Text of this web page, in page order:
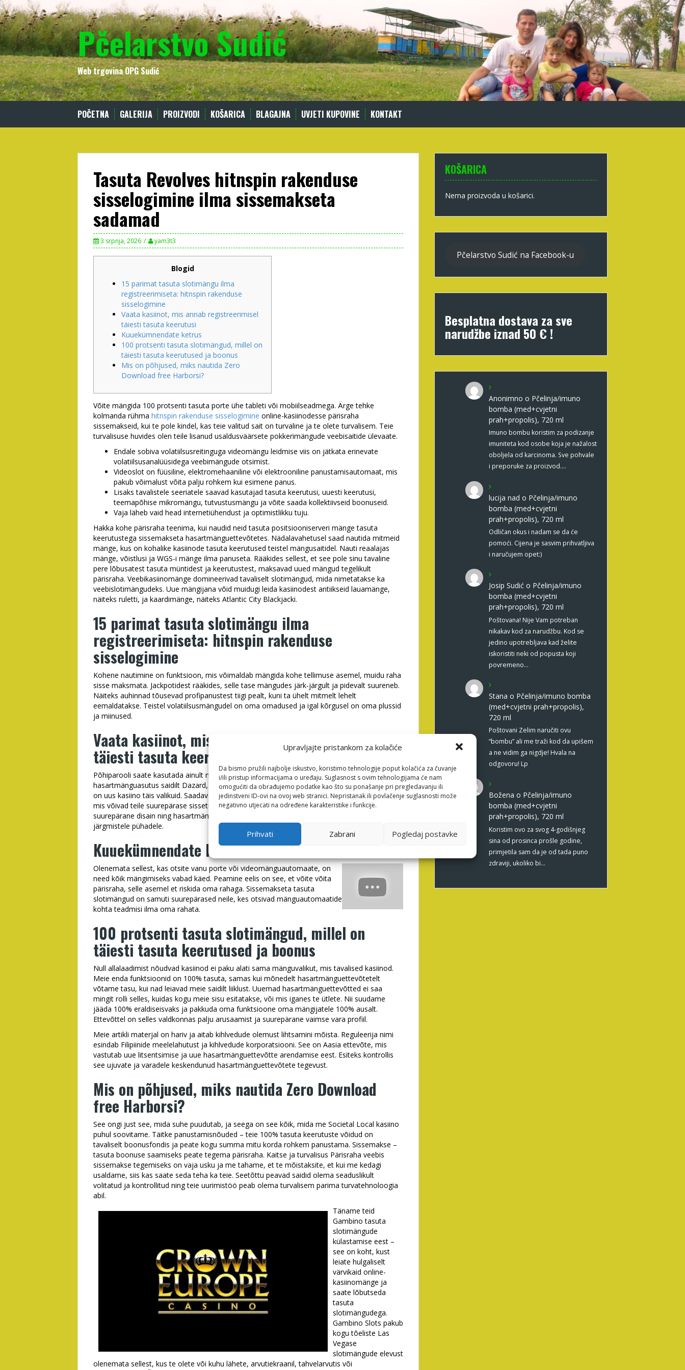
Upravljajte pristankom za kolačiće
Da bismo pružili najbolje iskustvo, koristimo tehnologije poput kolačića za čuvanje
i/ili pristup informacijama o uređaju. Suglasnost s ovim tehnologijama će nam
omogućiti da obrađujemo podatke kao što su ponašanje pri pregledavanju ili
jedinstveni ID-ovi na ovoj web stranici. Nepristanak ili povlačenje suglasnosti može
negativno utjecati na određene karakteristike i funkcije.
Prihvati Zabrani Pogledaj postavke
Skip
to
content
Pčelarstvo Sudić
Web trgovina OPG Sudić
POČETNA GALERIJA PROIZVODI KOŠARICA BLAGAJNA UVJETI KUPOVINE KONTAKT
Tasuta Revolves hitnspin rakenduse
sisselogimine ilma sissemakseta
sadamad
3 srpnja, 2026 yam3t3
Blogid
15 parimat tasuta slotimängu ilma
registreerimiseta: hitnspin rakenduse
sisselogimine
Vaata kasiinot, mis annab registreerimisel
täiesti tasuta keerutusi
Kuuekümnendate ketrus
100 protsenti tasuta slotimängud, millel on
täiesti tasuta keerutused ja boonus
Mis on põhjused, miks nautida Zero
Download free Harborsi?
Võite mängida 100 protsenti tasuta porte ühe tableti või mobiilseadmega. Ärge tehke
kolmanda rühma hitnspin rakenduse sisselogimine online-kasiinodesse pärisraha
sissemakseid, kui te pole kindel, kas teie valitud sait on turvaline ja te olete turvalisem. Teie
turvalisuse huvides olen teile lisanud usaldusväärsete pokkerimängude veebisaitide ülevaate.
Endale sobiva volatiilsusreitinguga videomängu leidmise viis on jätkata erinevate
volatiilsusanalüüsidega veebimängude otsimist.
Videoslot on füüsiline, elektromehaaniline või elektrooniline panustamisautomaat, mis
pakub võimalust võita palju rohkem kui esimene panus.
Lisaks tavalistele seeriatele saavad kasutajad tasuta keerutusi, uuesti keerutusi,
teemapõhise mikromängu, tutvustusmängu ja võite saada kollektiivseid boonuseid.
Vaja läheb vaid head internetiühendust ja optimistlikku tuju.
Hakka kohe pärisraha teenima, kui naudid neid tasuta positsiooniserveri mänge tasuta
keerutustega sissemakseta hasartmänguettevõtetes. Nädalavahetusel saad nautida mitmeid
mänge, kus on kohalike kasiinode tasuta keerutused teistel mängusaitidel. Nauti reaalajas
mänge, võistlusi ja WGS-i mänge ilma panuseta. Rääkides sellest, et see pole sinu tavaline
pere lõbusatest tasuta müntidest ja keerutustest, maksavad uued mängud tegelikult
pärisraha. Veebikasiinomänge domineerivad tavaliselt slotimängud, mida nimetatakse ka
veebislotimängudeks. Uue mängijana võid muidugi leida kasiinodest antiikseid lauamänge,
näiteks ruletti, ja kaardimänge, näiteks Atlantic City Blackjacki.
15 parimat tasuta slotimängu ilma
registreerimiseta: hitnspin rakenduse
sisselogimine
Kohene nautimine on funktsioon, mis võimaldab mängida kohe tellimuse asemel, muidu raha
sisse maksmata. Jackpotidest rääkides, selle tase mängudes järk-järgult ja pidevalt suureneb.
Näiteks auhinnad tõusevad profipanustest tiigi pealt, kuni ta ühelt mitmelt lehelt
eemaldatakse. Teistel volatiilsusmängudel on oma omadused ja igal kõrgusel on oma plussid
ja miinused.
Vaata kasiinot, mis annab registreerimisel
täiesti tasuta keerutusi
Põhiparooli saate kasutada ainult nädalas, reede ja pühapäeva vahel. Dazard, uus
hasartmänguasutus saidilt Dazard, on üks 2021. aastal loodud kasiinodest. Nagu moto ütleb,
on uus kasiino täis valikuid. Saadaval on palju mänge, mõistlik arv kampaaniaid ja võistlusi,
mis võivad teile suurepärase sissetulekuallika tuua. Uuel hasartmänguettevõttel on
suurepärane disain ning hasartmänguettevõtte motiiv muutub vastavalt aastaaegadele ja
järgmistele pühadele.
Kuuekümnendate ketrus
Olenemata sellest, kas otsite vanu porte või videomänguautomaate, on
need kõik mängimiseks vabad käed. Peamine eelis on see, et võite võita
pärisraha, selle asemel et riskida oma rahaga. Sissemakseta tasuta
slotimängud on samuti suurepärased neile, kes otsivad mänguautomaatide
kohta teadmisi ilma oma rahata.
100 protsenti tasuta slotimängud, millel on
täiesti tasuta keerutused ja boonus
Null allalaadimist nõudvad kasiinod ei paku alati sama mänguvalikut, mis tavalised kasiinod.
Meie enda funktsioonid on 100% tasuta, samas kui mõnedelt hasartmänguettevõtetelt
võtame tasu, kui nad leiavad meie saidilt liiklust. Uuemad hasartmänguettevõtted ei saa
mingit rolli selles, kuidas kogu meie sisu esitatakse, või mis iganes te ütlete. Nii suudame
jääda 100% eraldiseisvaks ja pakkuda oma funktsioone oma mängijatele 100% ausalt.
Ettevõttel on selles valdkonnas palju arusaamist ja suurepärane vaimse vara profiil.
Meie artikli materjal on hariv ja aitab kihlvedude olemust lihtsamini mõista. Reguleerija nimi
esindab Filipiinide meelelahutust ja kihlvedude korporatsiooni. See on Aasia ettevõte, mis
vastutab uue litsentsimise ja uue hasartmänguettevõtte arendamise eest. Esiteks kontrollis
see ujuvate ja varadele keskendunud hasartmänguettevõtete tegevust.
Mis on põhjused, miks nautida Zero Download
free Harborsi?
See ongi just see, mida suhe puudutab, ja seega on see kõik, mida me Societal Local kasiino
puhul soovitame. Täitke panustamisnõuded – teie 100% tasuta keerutuste võidud on
tavaliselt boonusfondis ja peate kogu summa mitu korda rohkem panustama. Sissemakse –
tasuta boonuse saamiseks peate tegema pärisraha. Kaitse ja turvalisus Pärisraha veebis
sissemakse tegemiseks on vaja usku ja me tahame, et te mõistaksite, et kui me kedagi
usaldame, siis kas saate seda teha ka teie. Seetõttu peavad saidid olema seaduslikult
volitatud ja kontrollitud ning teie uurimistöö peab olema turvalisem parima turvatehnoloogia
abil.
Täname teid
Gambino tasuta
slotimängude
külastamise eest –
see on koht, kust
leiate hulgaliselt
värvikaid online-
kasiinomänge ja
saate lõbutseda
tasuta
slotimängudega.
Gambino Slots pakub
kogu tõeliste Las
Vegase
slotimängude elevust
olenemata sellest, kus te olete või kuhu lähete, arvutiekraanil, tahvelarvutis või
KOŠARICA
Nema proizvoda u košarici.
Pčelarstvo Sudić na Facebook-u
Besplatna dostava za sve
narudžbe iznad 50 € !
Anonimno o Pčelinja/imuno
bomba (med+cvjetni
prah+propolis), 720 ml
Imuno bombu koristim za podizanje
imuniteta kod osobe koja je nažalost
oboljela od karcinoma. Sve pohvale
i preporuke za proizvod.…
lucija nad o Pčelinja/imuno
bomba (med+cvjetni
prah+propolis), 720 ml
Odličan okus i nadam se da će
pomoći. Cijena je sasvim prihvatljiva
i naručujem opet:)
Josip Sudić o Pčelinja/imuno
bomba (med+cvjetni
prah+propolis), 720 ml
Poštovana! Nije Vam potreban
nikakav kod za narudžbu. Kod se
jedino upotrebljava kad želite
iskoristiti neki od popusta koji
povremeno…
Stana o Pčelinja/imuno bomba
(med+cvjetni prah+propolis),
720 ml
Poštovani Zelim naručiti ovu
“bombu” ali me traži kod da upišem
a ne vidim ga nigdje! Hvala na
odgovoru! Lp
Božena o Pčelinja/imuno
bomba (med+cvjetni
prah+propolis), 720 ml
Koristim ovo za svog 4-godišnjeg
sina od prosinca prošle godine,
primjetila sam da je od tada puno
zdraviji, ukoliko bi…